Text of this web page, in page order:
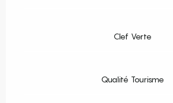
Clef Verte
Qualité Tourisme